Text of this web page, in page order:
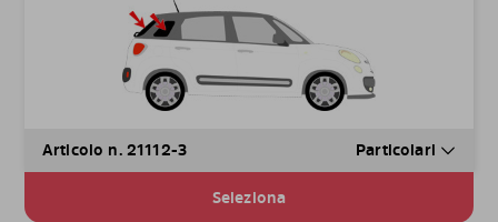
Articolo n. 21112-3 Particolari
Seleziona